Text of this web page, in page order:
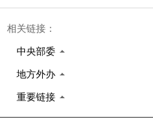
相关链接：
中央部委
地方外办
重要链接